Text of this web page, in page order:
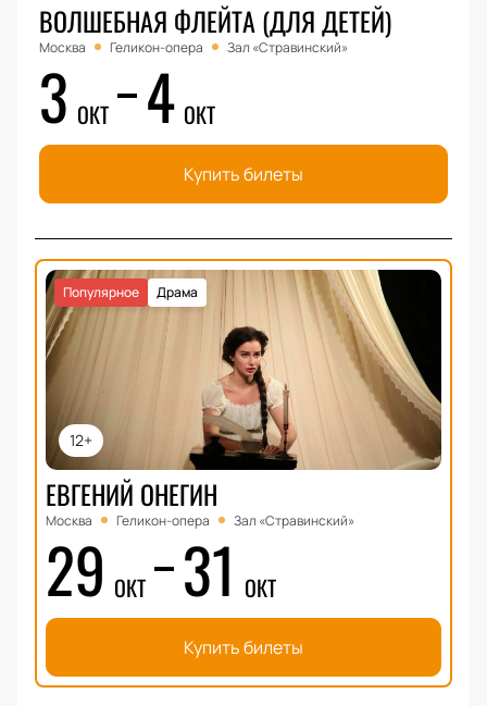
ВОЛШЕБНАЯ ФЛЕЙТА (ДЛЯ ДЕТЕЙ)
Москва Геликон-опера Зал «Стравинский»
3 ОКТ 4 ОКТ
Купить билеты
12+
Драма
Популярное
ЕВГЕНИЙ ОНЕГИН
Москва Геликон-опера Зал «Стравинский»
29 ОКТ 31 ОКТ
Купить билеты